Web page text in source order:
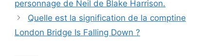
personnage de Neil de Blake Harrison.
Quelle est la signification de la comptine
London Bridge Is Falling Down ?